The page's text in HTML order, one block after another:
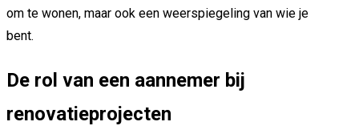
om te wonen, maar ook een weerspiegeling van wie je
bent.
De rol van een aannemer bij
renovatieprojecten